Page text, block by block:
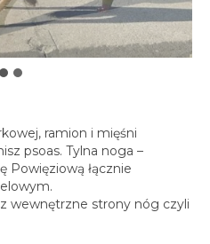
ramion i mięśni
psoas. Tylna noga –
Powięziową łącznie
wewnętrzne strony nóg czyli